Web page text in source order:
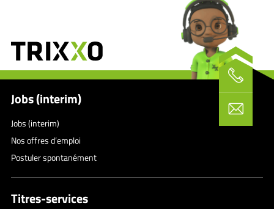
Jobs (interim)
Jobs (interim)
Nos offres d’emploi
Postuler spontanément
Titres-services